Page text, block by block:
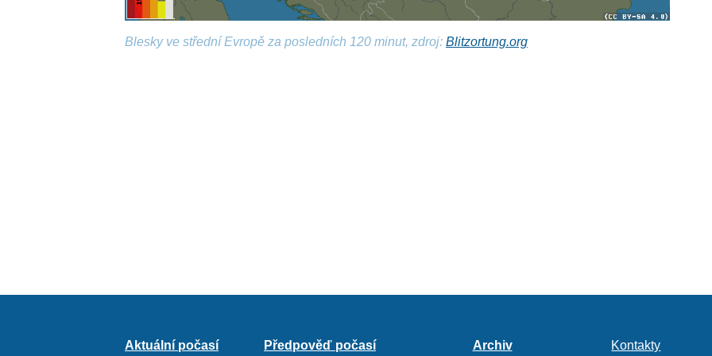
Blesky ve střední Evropě za posledních 120 minut, zdroj:Blitzortung.org
Aktuální počasí Předpověď počasí Archiv Kontakty